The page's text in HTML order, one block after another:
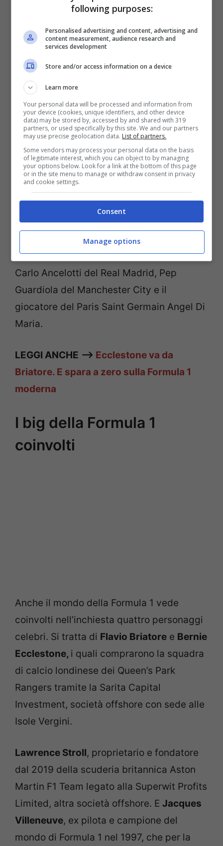
coinvolto oltre 600 giornalisti di oltre 50
emergerepersonaggi molto importanti
dell’economia olandese Wopke Hoekstra, il
Re di Giordania Abdullah II, l’ex premier
britannico Tony Blair, il premier ceco
Andrej Babis che, da quanto riportano i
file, ha acquistato per 22 milioni di dollari
di un castello in Francia.
Coinvolte anche personalità dello
spettacolo come i cantanti Shakira ed
Elton John e la modella Claudia Schiffer.
Non sfugge nemmeno il mondo del calcio
che vede chiamati in causa gli allenatori
Carlo Ancelotti del Real Madrid, Pep
Guardiola del Manchester City e il
giocatore del Paris Saint Germain Angel Di
Maria.
LEGGI ANCHE —> Ecclestone va da
Briatore. E spara a zero sulla Formula 1
moderna
I big della Formula 1
coinvolti
Anche il mondo della Formula 1 vede
coinvolti nell’inchiesta quattro personaggi
celebri. Si tratta di Flavio Briatore e Bernie
Ecclestone, i quali comprarono la squadra
di calcio londinese dei Queen’s Park
Rangers tramite la Sarita Capital
Investment, società offshore con sede alle
Isole Vergini.
Lawrence Stroll, proprietario e fondatore
dal 2019 della scuderia britannica Aston
Martin F1 Team legato alla Superwit Profits
Limited, altra società offshore. E Jacques
Villeneuve, ex pilota e campione del
mondo di Formula 1 nel 1997, che per la
following purposes:
Personalised advertising and content, advertising and
content measurement, audience research and
services development
Store and/or access information on a device
Learn more
Your personal data will be processed and information from
your device (cookies, unique identifiers, and other device
data) may be stored by, accessed by and shared with 319
partners, or used specifically by this site. We and our partners
may use precise geolocation data. List of partners.
Some vendors may process your personal data on the basis
of legitimate interest, which you can object to by managing
your options below. Look for a link at the bottom of this page
or in the site menu to manage or withdraw consent in privacy
and cookie settings.
Consent
Manage options